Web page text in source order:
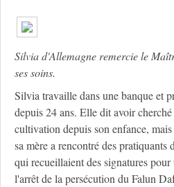
Silvia d'Allemagne remercie le
ses soins.
Silvia travaille dans une banque et
depuis 24 ans. Elle dit avoir
cultivation depuis son enfance,
sa mère a rencontré des
qui recueillaient des signatures
l'arrêt de la persécution du Falun